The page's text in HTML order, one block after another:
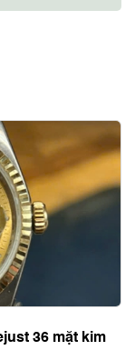
một trong những